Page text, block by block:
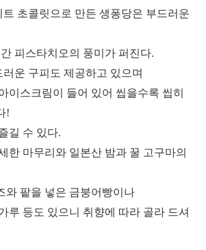
초콜릿으로 만든 생퐁당은 부드러운
피스타치오의 풍미가 퍼진다.
운 구피도 제공하고 있으며
이스크림이 들어 있어 씹을수록 씹히
!
길 수 있다.
한 마무리와 일본산 밤과 꿀 고구마의
와 팥을 넣은 금붕어빵이나
루 등도 있으니 취향에 따라 골라 드셔